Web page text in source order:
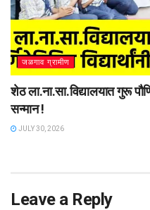
जळगाव ग्रामीण
शेठ ला.ना.सा.विद्यालयात गुरू
सन्मान !
JULY 30, 2026
Leave a Reply